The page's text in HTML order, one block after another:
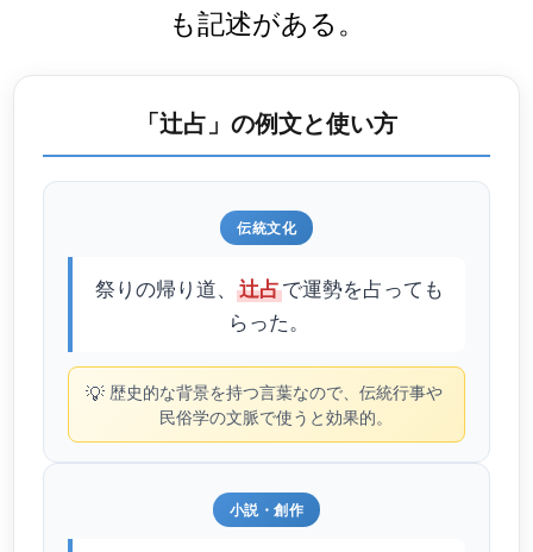
も記述がある。
「辻占」の例文と使い方
伝統文化
祭りの帰り道、 辻占で運勢を占っても
らった。
💡 歴史的な背景を持つ言葉なので、伝統行事や
民俗学の文脈で使うと効果的。
小説・創作